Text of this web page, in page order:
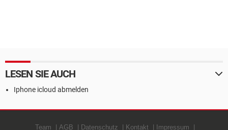
LESEN SIE AUCH
Iphone icloud abmelden
Team AGB Datenschutz Kontakt Impressum